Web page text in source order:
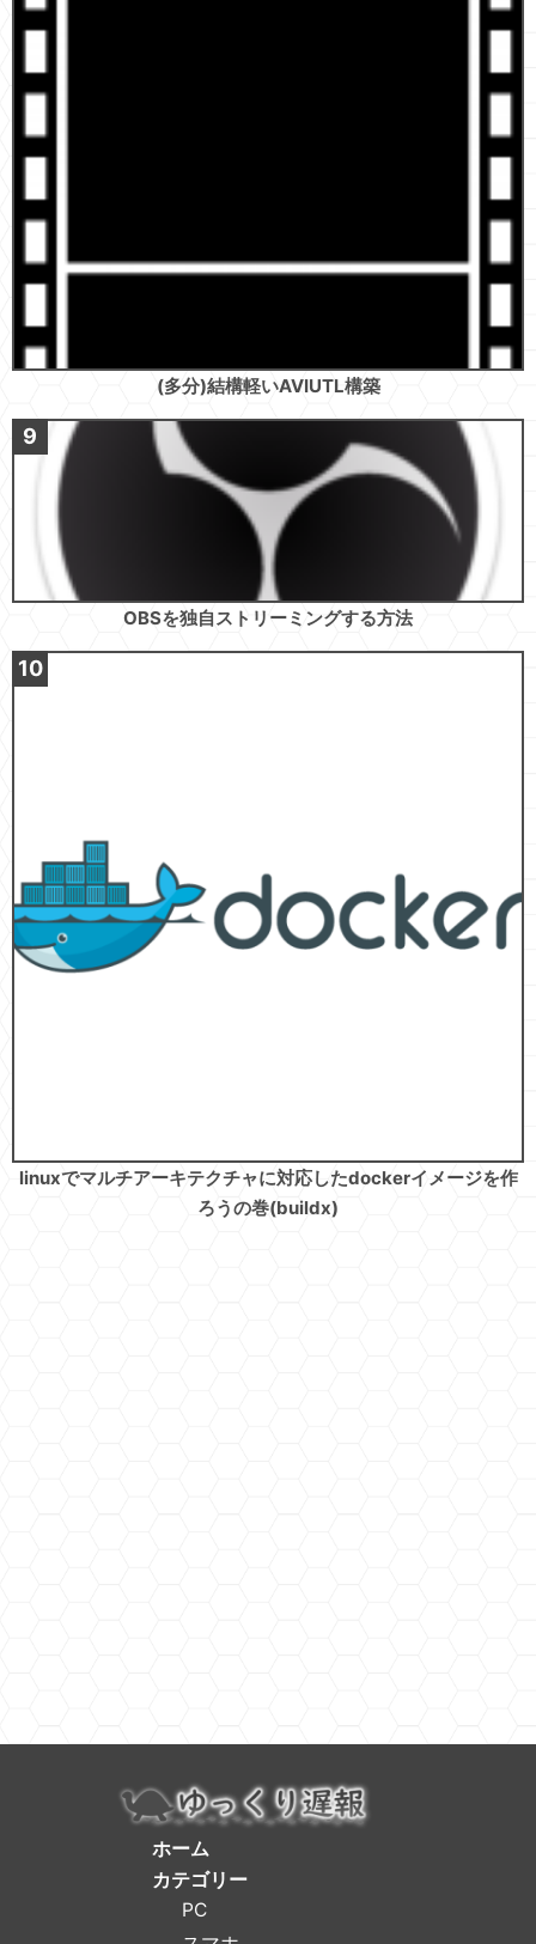
(多分)結構軽いAVIUTL構築
OBSを独自ストリーミングする方法
linuxでマルチアーキテクチャに対応したdockerイメージを作
ろうの巻(buildx)
ホーム
カテゴリー
PC